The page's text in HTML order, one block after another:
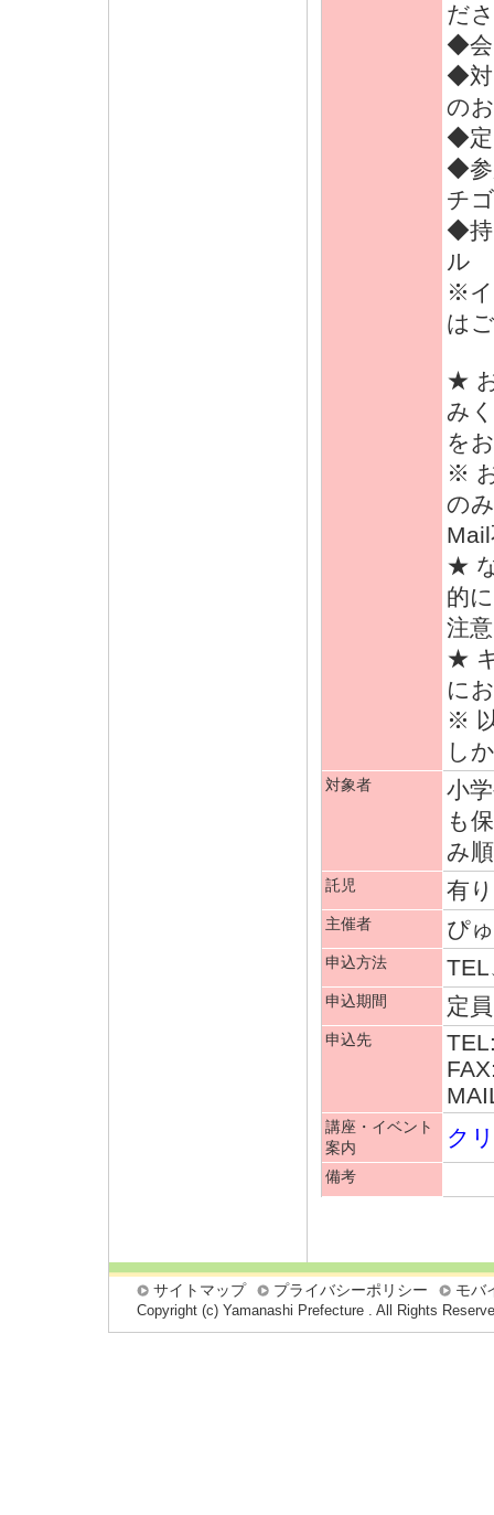
だ
◆会
◆対
の
◆定
◆参
チ
◆持
ル
※イ
は
★
み
を
※
の
★
的
注
★
に
※
し
対象者
小
も
み
託児 有
主催者 ぴ
申込方法
申込期間 定
申込先
講座・イベント
案内
ク
備考
サイトマップ プライバシーポリシー モバ
Copyright (c) Yamanashi Prefecture . All Rights